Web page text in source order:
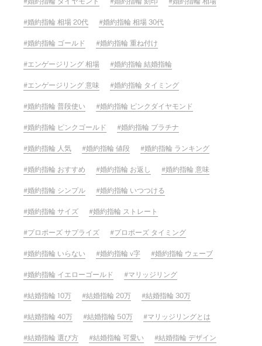
婚約指輪 相場 20代 婚約指輪 相場 30代
婚約指輪 ゴールド 婚約指輪 重ね付け
エンゲージリング 相場 婚約指輪 結婚指輪
エンゲージリング 意味 婚約指輪 タイミング
婚約指輪 普段使い 婚約指輪 ピンクダイヤモンド
婚約指輪 ピンクゴールド 婚約指輪 プラチナ
婚約指輪 人気 婚約指輪 値段 婚約指輪 ランキング
婚約指輪 おすすめ 婚約指輪 お返し 婚約指輪 意味
婚約指輪 シンプル 婚約指輪 いつつける
婚約指輪 サイズ 婚約指輪 ストレート
プロポーズ サプライズ プロポーズ タイミング
婚約指輪 いらない 婚約指輪 v字 婚約指輪 ウェーブ
婚約指輪 イエローゴールド マリッジリング
結婚指輪 10万 結婚指輪 20万 結婚指輪 30万
結婚指輪 40万 結婚指輪 50万 マリッジリングとは
結婚指輪 選び方 結婚指輪 可愛い 結婚指輪 デザイン